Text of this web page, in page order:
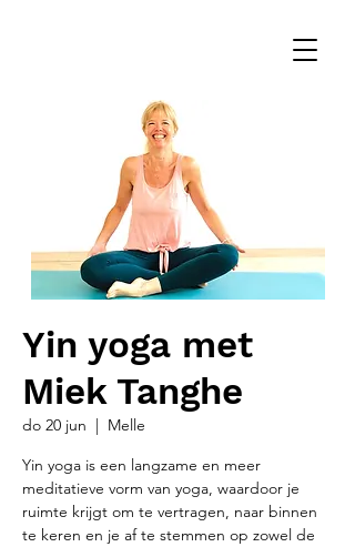
Yin yoga met
Miek Tanghe
do 20 jun
  |
Melle
Yin yoga is een langzame en meer
meditatieve vorm van yoga, waardoor je
ruimte krijgt om te vertragen, naar binnen
te keren en je af te stemmen op zowel de